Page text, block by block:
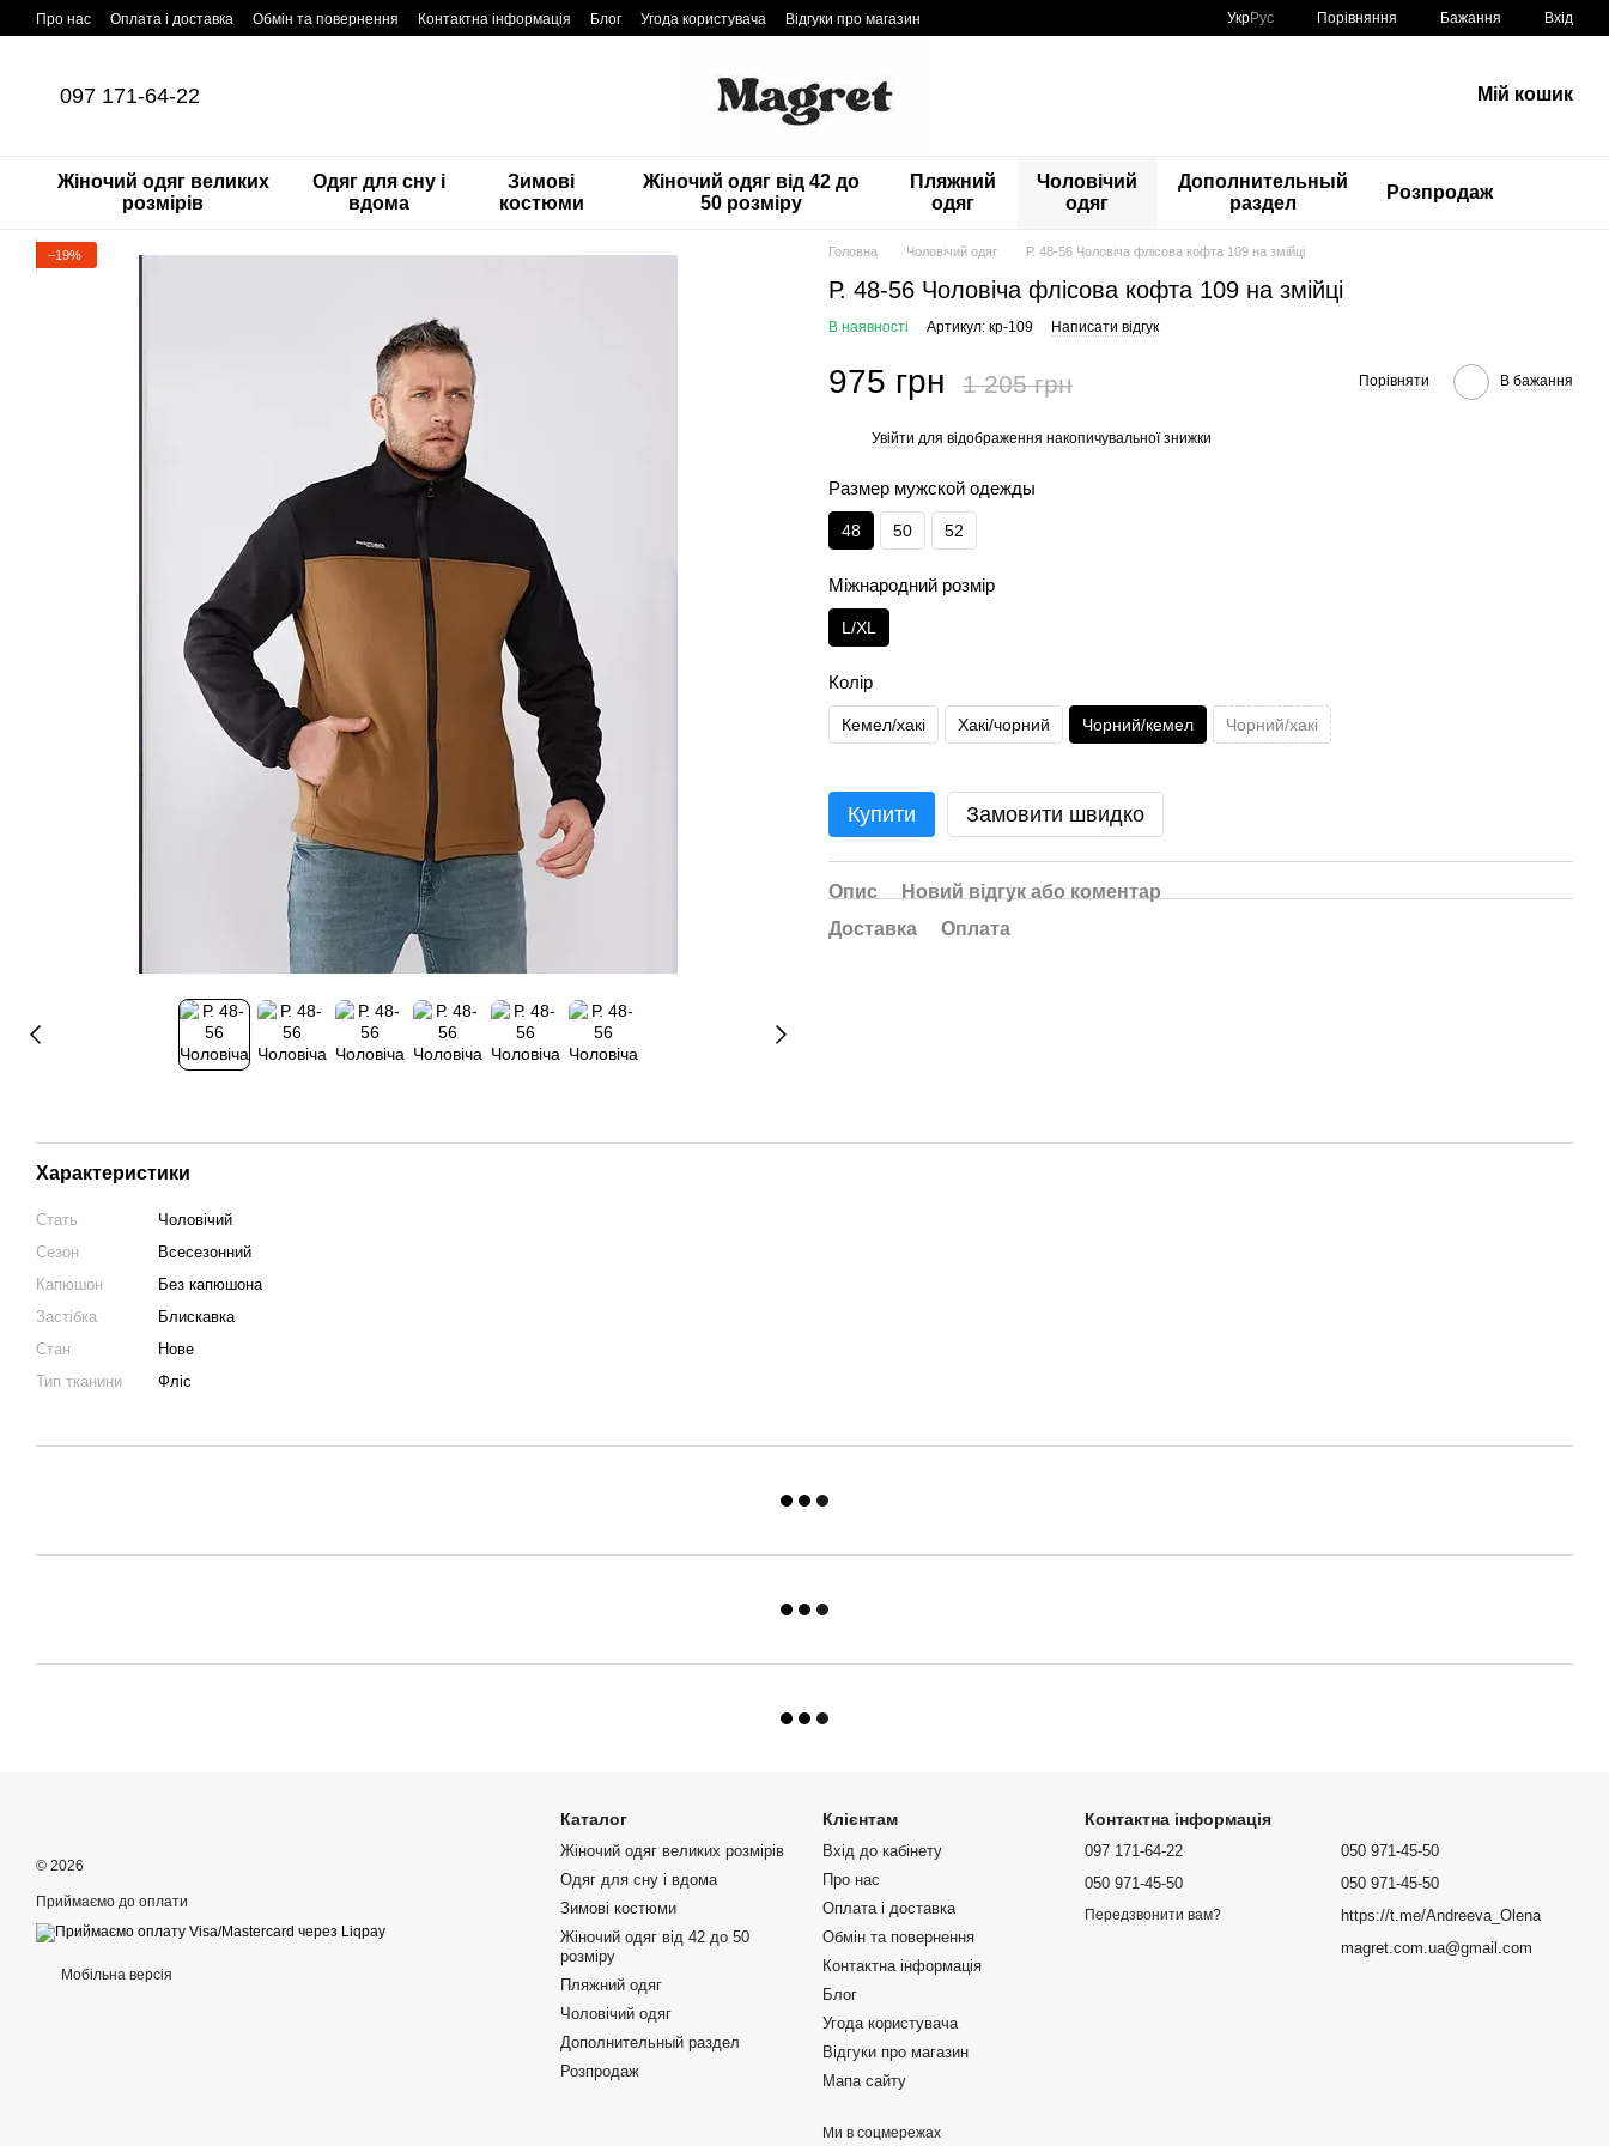
Перейти до основного контенту
Про нас Оплата і доставка Обмін та повернення Контактна інформація Блог Угода користувача Відгуки про магазин УкрРус Порівняння Бажання Вхід
097 171-64-22 Мій кошик
Жіночий одяг великих
розмірів
Одяг для сну і
вдома
Зимові
костюми
Жіночий одяг від 42 до
50 розміру
Пляжний
одяг
Чоловічий
одяг
Дополнительный
раздел
Розпродаж
−19% Головна Чоловічий одяг Р. 48-56 Чоловіча флісова кофта 109 на змійці
Р. 48-56 Чоловіча флісова кофта 109 на змійці
В наявності Артикул: кр-109 Написати відгук
975 грн 1 205 грн Порівняти В бажання
Увійти для відображення накопичувальної знижки
Размер мужской одежды
48 50 52
Міжнародний розмір
L/XL
Колір
Кемел/хакі Хакі/чорний Чорний/кемел Чорний/хакі
Купити Замовити швидко
Опис
Новий відгук або коментар
Доставка
Оплата
Характеристики
Стать
Чоловічий
Сезон
Всесезонний
Капюшон
Без капюшона
Застібка
Блискавка
Стан
Нове
Тип тканини
Фліс
© 2026
Приймаємо до оплати
Мобільна версія
Каталог
Жіночий одяг великих розмірів
Одяг для сну і вдома
Зимові костюми
Жіночий одяг від 42 до 50
розміру
Пляжний одяг
Чоловічий одяг
Дополнительный раздел
Розпродаж
Клієнтам
Вхід до кабінету
Про нас
Оплата і доставка
Обмін та повернення
Контактна інформація
Блог
Угода користувача
Відгуки про магазин
Мапа сайту
Ми в соцмережах
Контактна інформація
097 171-64-22
050 971-45-50
Передзвонити вам?
050 971-45-50
050 971-45-50
https://t.me/Andreeva_Olena
magret.com.ua@gmail.com